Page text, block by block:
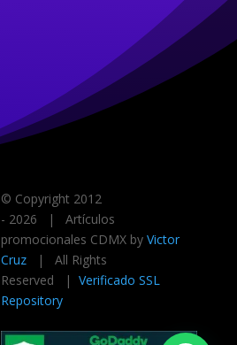
© Copyright 2012
- 2026 | Artículos
promocionales CDMX by Victor
Cruz| All Rights
Reserved | Verificado SSL
Repository